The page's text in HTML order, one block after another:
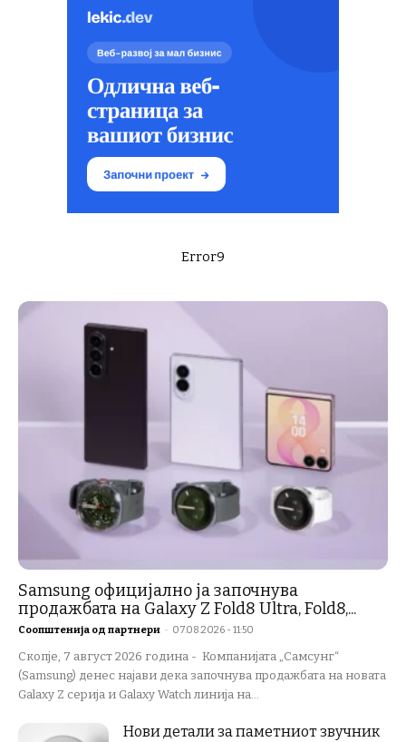
Error9
Samsung официјално ја започнува
продажбата на Galaxy Z Fold8 Ultra, Fold8,...
Соопштенија од партнери - 07.08.2026 - 11:50
Скопје, 7 август 2026 година - Компанијата „Самсунг“
(Samsung) денес најави дека започнува продажбата на новата
Galaxy Z серија и Galaxy Watch линија на...
Нови детали за паметниот звучник